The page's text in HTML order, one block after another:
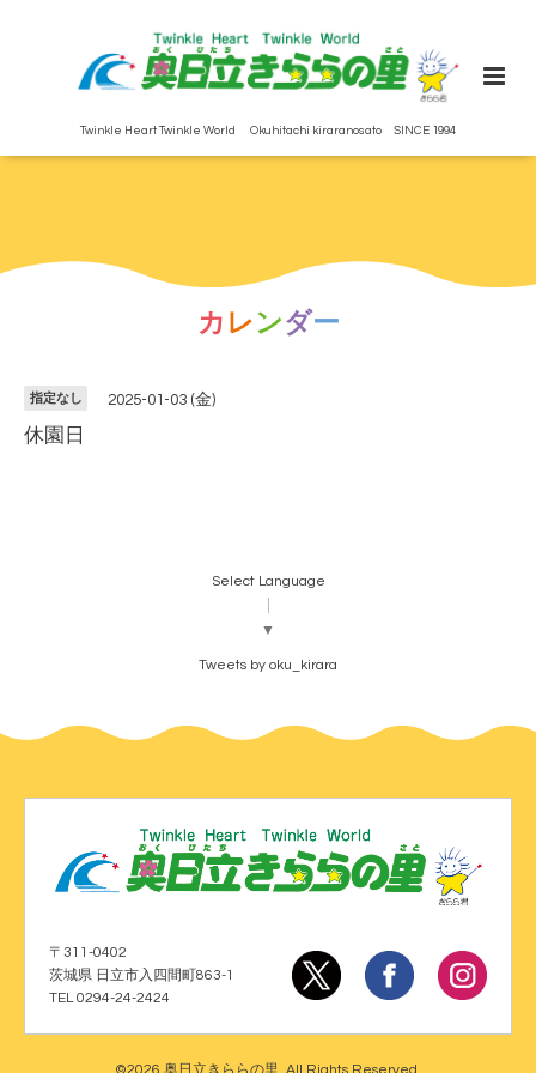
Twinkle Heart Twinkle World Okuhitachi kiraranosato SINCE 1994
カ レンダー
指定なし 2025-01-03 (金)
休園日
Select Language
▼
Tweets by oku_kirara
〒311-0402
茨城県 日立市入四間町863-1
TEL 0294-24-2424